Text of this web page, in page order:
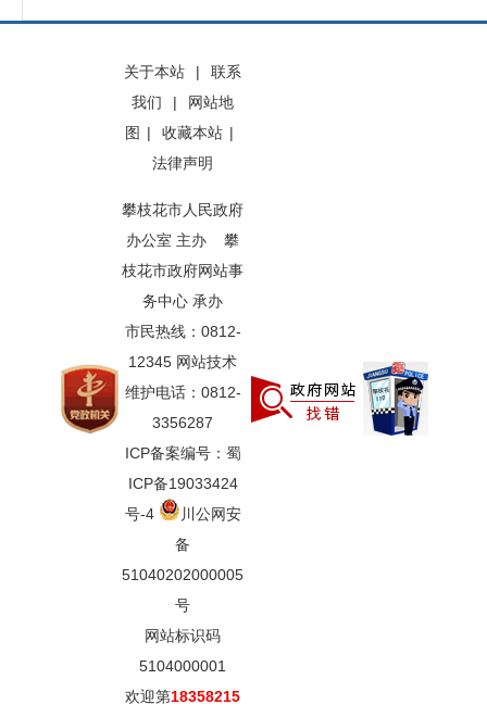
关于本站 |
联系
我们
|
网站地
图 | 收藏本站 |
法律声明
攀枝花市人民政府
办公室 主办 攀
枝花市政府网站事
务中心 承办
市民热线：0812-
12345 网站技术
维护电话：0812-
3356287
ICP备案编号：蜀
ICP备19033424
号-4
川公网安
备
51040202000005
号
网站标识码
5104000001
欢迎第18358215